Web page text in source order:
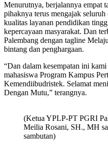
Menurutnya, berjalannya empat
pihaknya terus mengajak
kualitas layanan pendidikan
kepercayaan masyarakat. Dan
Palembang dengan tagline
bintang dan penghargaan.
“Dan dalam kesempatan ini
mahasiswa Program Kampus
Kemendiibudristek. Selamat
Dengan Mutu,” terangnya.
(Ketua YPLP-PT PGRI
Meilia Rosani, SH., MH
sambutan)